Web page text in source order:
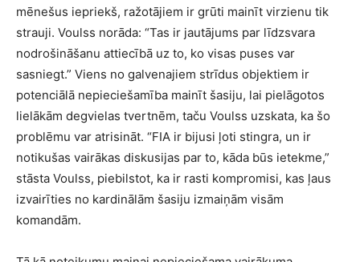
mēnešus iepriekš, ražotājiem ir grūti mainīt virzienu tik
strauji. Voulss norāda: “Tas ir jautājums par līdzsvara
nodrošināšanu attiecībā uz to, ko visas puses var
sasniegt.” Viens no galvenajiem strīdus objektiem ir
potenciālā nepieciešamība mainīt šasiju, lai pielāgotos
lielākām degvielas tvertnēm, taču Voulss uzskata, ka šo
problēmu var atrisināt. “FIA ir bijusi ļoti stingra, un ir
notikušas vairākas diskusijas par to, kāda būs ietekme,”
stāsta Voulss, piebilstot, ka ir rasti kompromisi, kas ļaus
izvairīties no kardinālām šasiju izmaiņām visām
komandām.